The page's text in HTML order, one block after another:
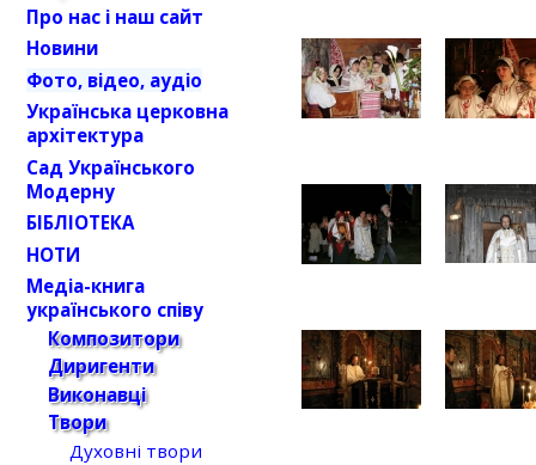
Про нас і наш сайт
Новини
Фото, відео, аудіо
Українська церковна
архітектура
Сад Українського
Модерну
БІБЛІОТЕКА
НОТИ
Медіа-книга
українського співу
Композитори
Диригенти
Виконавці
Твори
Духовні твори